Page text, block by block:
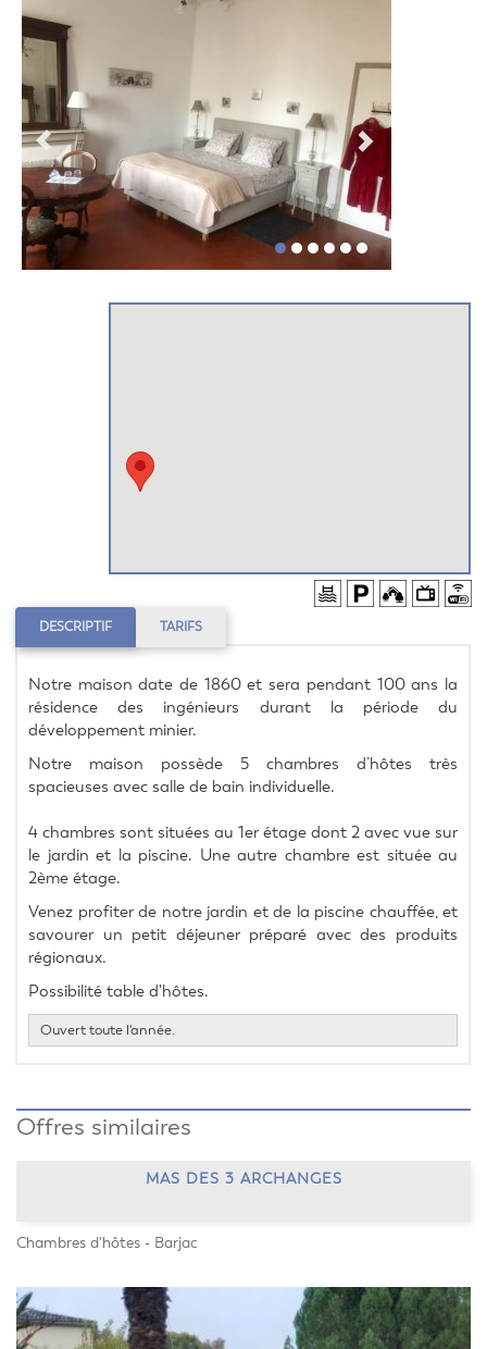
DESCRIPTIF TARIFS
Notre maison date de 1860 et sera pendant 100 ans la
résidence des ingénieurs durant la période du
développement minier.
Notre maison possède 5 chambres d’hôtes très
spacieuses avec salle de bain individuelle.
4 chambres sont situées au 1er étage dont 2 avec vue sur
le jardin et la piscine. Une autre chambre est située au
2ème étage.
Venez profiter de notre jardin et de la piscine chauffée, et
savourer un petit déjeuner préparé avec des produits
régionaux.
Possibilité table d'hôtes.
Ouvert toute l'année.
Offres similaires
MAS DES 3 ARCHANGES
Chambres d'hôtes - Barjac